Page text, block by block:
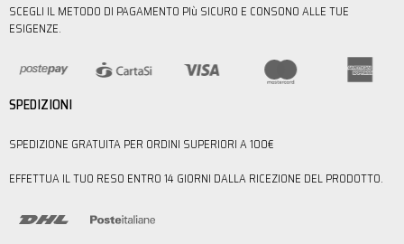
SCEGLI IL METODO DI PAGAMENTO PIù SICURO E CONSONO ALLE TUE
ESIGENZE.
SPEDIZIONI
SPEDIZIONE GRATUITA PER ORDINI SUPERIORI A 100€
EFFETTUA IL TUO RESO ENTRO 14 GIORNI DALLA RICEZIONE DEL PRODOTTO.